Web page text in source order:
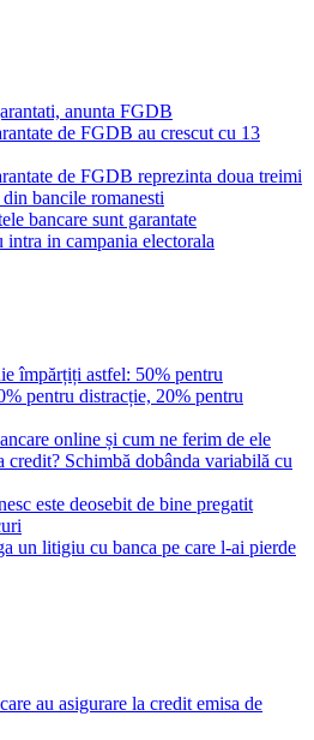
anunta FGDB
de FGDB au crescut cu 13
de FGDB reprezinta doua treimi
bancile romanesti
bancare sunt garantate
intra in campania electorala
împărțiți astfel: 50% pentru
pentru distracție, 20% pentru
online și cum ne ferim de ele
credit? Schimbă dobânda variabilă cu
este deosebit de bine pregatit
un litigiu cu banca pe care l-ai pierde
au asigurare la credit emisa de